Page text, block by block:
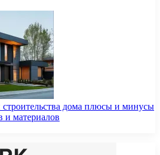
дома плюсы и минусы
и материалов